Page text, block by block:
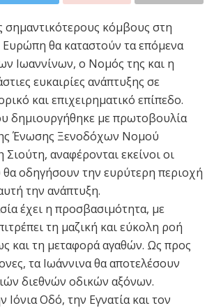
σημαντικότερους κόμβους στη
Ευρώπη θα καταστούν τα επόμενα
Ιωαννίνων, ο Νομός της και η
ευκαιρίες ανάπτυξης σε
και επιχειρηματικό επίπεδο.
δημιουργήθηκε με πρωτοβουλία
Ένωσης Ξενοδόχων Νομού
αναφέρονται εκείνοι οι
οδηγήσουν την ευρύτερη περιοχή
την ανάπτυξη.
έχει η προσβασιμότητα, με
τη μαζική και εύκολη ροή
και τη μεταφορά αγαθών. Ως προς
τα Ιωάννινα θα αποτελέσουν
διεθνών οδικών αξόνων.
Ιόνια Οδό, την Εγνατία και τον